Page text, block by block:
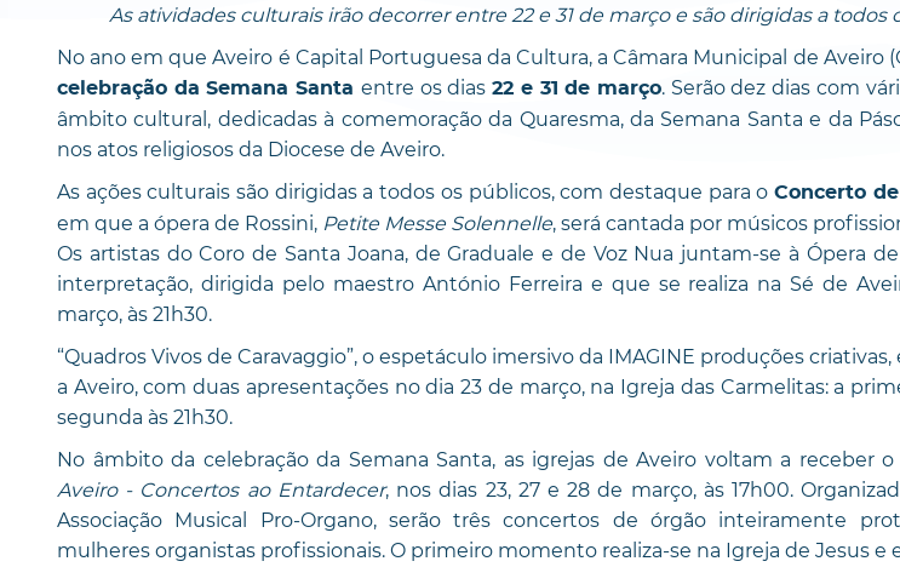
As atividades culturais irão decorrer entre 22 e 31 de março e são dirigidas a todos
No ano em que Aveiro é Capital Portuguesa da Cultura, a Câmara Municipal de Aveiro
celebração da Semana Santa entre os dias22 e 31 de março. Serão dez dias com
âmbito cultural, dedicadas à comemoração da Quaresma, da Semana Santa e da
nos atos religiosos da Diocese de Aveiro.
As ações culturais são dirigidas a todos os públicos, com destaque para o Concerto
em que a ópera de Rossini, Petite Messe Solennelle, será cantada por músicos
Os artistas do Coro de Santa Joana, de Graduale e de Voz Nua juntam-se à Ópera
interpretação, dirigida pelo maestro António Ferreira e que se realiza na Sé de
março, às 21h30.
“Quadros Vivos de Caravaggio”, o espetáculo imersivo da IMAGINE produções
a Aveiro, com duas apresentações no dia 23 de março, na Igreja das Carmelitas: a
segunda às 21h30.
No âmbito da celebração da Semana Santa, as igrejas de Aveiro voltam a receber o
Aveiro - Concertos ao Entardecer, nos dias 23, 27 e 28 de março, às 17h00.
Associação Musical Pro-Organo, serão três concertos de órgão inteiramente
mulheres organistas profissionais. O primeiro momento realiza-se na Igreja de Jesus e